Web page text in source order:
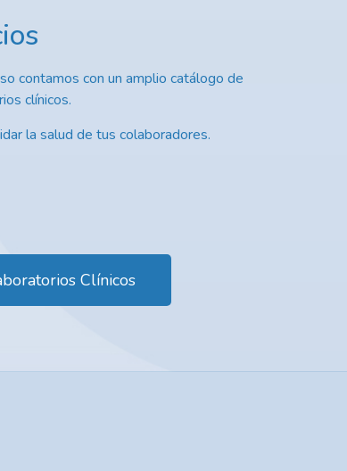
contamos con un amplio catálogo de
clínicos.
la salud de tus colaboradores.
Clínicos